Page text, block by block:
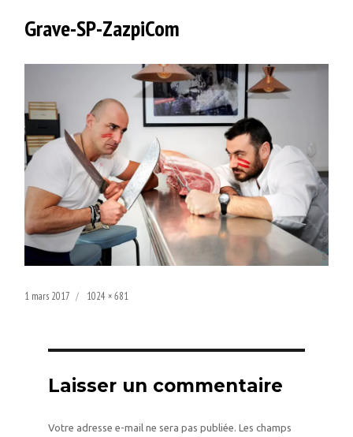
Grave-SP-ZazpiCom
Publié
1 mars 2017
Taille
1024 × 681
Laisser un commentaire
Votre adresse e-mail ne sera pas publiée. Les champs